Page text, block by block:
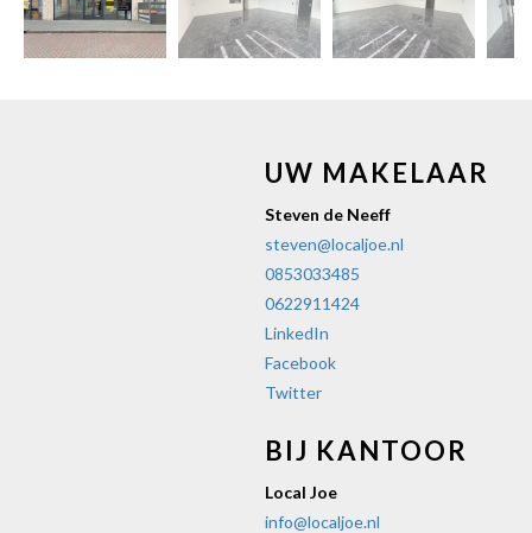
vorige
UW MAKELAAR
Steven de Neeff
steven@localjoe.nl
0853033485
0622911424
LinkedIn
Facebook
Twitter
BIJ KANTOOR
Local Joe
info@localjoe.nl